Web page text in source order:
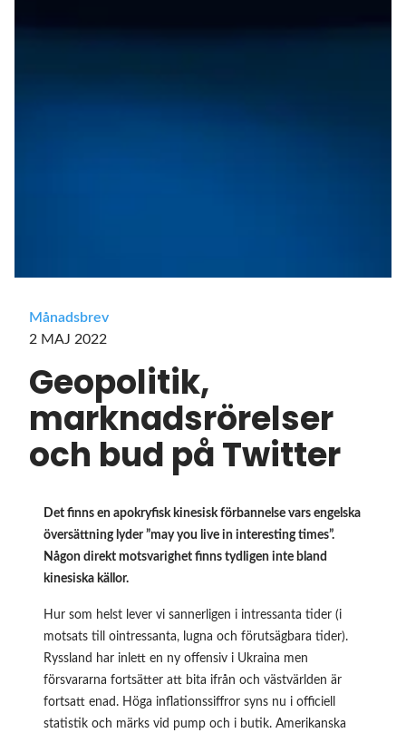
Månadsbrev
2 MAJ 2022
Geopolitik,
marknadsrörelser
och bud på Twitter
Det finns en apokryfisk kinesisk förbannelse vars engelska
översättning lyder ”may you live in interesting times”.
Någon direkt motsvarighet finns tydligen inte bland
kinesiska källor.
Hur som helst lever vi sannerligen i intressanta tider (i
motsats till ointressanta, lugna och förutsägbara tider).
Ryssland har inlett en ny offensiv i Ukraina men
försvararna fortsätter att bita ifrån och västvärlden är
fortsatt enad. Höga inflationssiffror syns nu i officiell
statistik och märks vid pump och i butik. Amerikanska